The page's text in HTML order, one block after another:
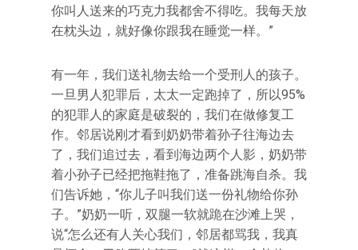
你叫人送来的巧克力我都舍不得吃。我每天放
在枕头边，就好像你跟我在睡觉一样。”
有一年，我们送礼物去给一个受刑人的孩子。
一旦男人犯罪后，太太一定跑掉了，所以95%
的犯罪人的家庭是破裂的，我们在做修复工
作。邻居说刚才看到奶奶带着孙子往海边去
了，我们追过去，看到海边两个人影，奶奶带
着小孙子已经把拖鞋拖了，准备跳海自杀。我
们告诉她，“你儿子叫我们送一份礼物给你孙
子。”奶奶一听，双腿一软就跪在沙滩上哭，
说“怎么还有人关心我们，邻居都骂我，我真